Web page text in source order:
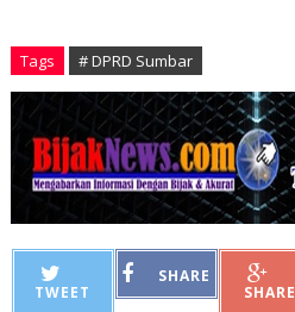
Tags # DPRD Sumbar
TWEET
SHARE
SHARE